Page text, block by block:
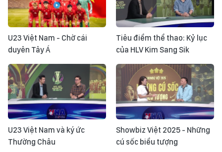
U23 Việt Nam - Chờ cái
duyên Tây Á
Tiêu điểm thể thao: Kỷ lục
của HLV Kim Sang Sik
U23 Việt Nam và ký ức
Thường Châu
Showbiz Việt 2025 - Những
cú sốc biểu tượng